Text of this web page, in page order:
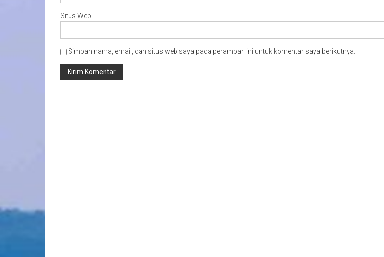
Situs Web
Simpan nama, email, dan situs web saya pada peramban ini untuk komentar saya berikutnya.